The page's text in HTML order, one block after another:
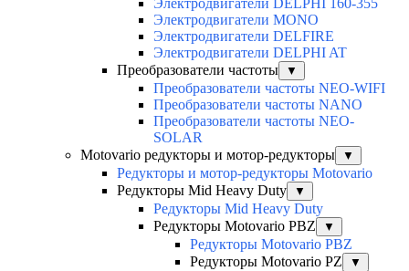
Электродвигатели DELPHI 160-355
Электродвигатели MONO
Электродвигатели DELFIRE
Электродвигатели DELPHI AT
Преобразователи частоты
▼
Преобразователи частоты NEO-WIFI
Преобразователи частоты NANO
Преобразователи частоты NEO-
SOLAR
Motovario редукторы и мотор-редукторы
▼
Редукторы и мотор-редукторы Motovario
Редукторы Mid Heavy Duty
▼
Редукторы Mid Heavy Duty
Редукторы Motovario PBZ
▼
Редукторы Motovario PBZ
Редукторы Motovario PZ
▼